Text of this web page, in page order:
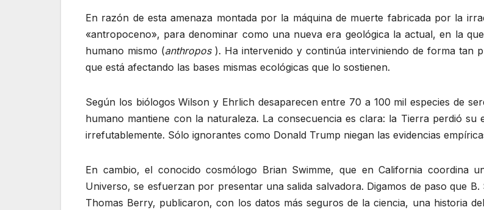
En razón de esta amenaza montada por la máquina de muerte fabricada por la
«antropoceno», para denominar como una nueva era geológica la actual, en la
humano mismo (anthropos). Ha intervenido y continúa interviniendo de forma tan
que está afectando las bases mismas ecológicas que lo sostienen.
Según los biólogos Wilson y Ehrlich desaparecen entre 70 a 100 mil especies de
humano mantiene con la naturaleza. La consecuencia es clara: la Tierra perdió
irrefutablemente. Sólo ignorantes como Donald Trump niegan las evidencias
En cambio, el conocido cosmólogo Brian Swimme, que en California coordina
Universo, se esfuerzan por presentar una salida salvadora. Digamos de paso que
Thomas Berry, publicaron, con los datos más seguros de la ciencia, una historia